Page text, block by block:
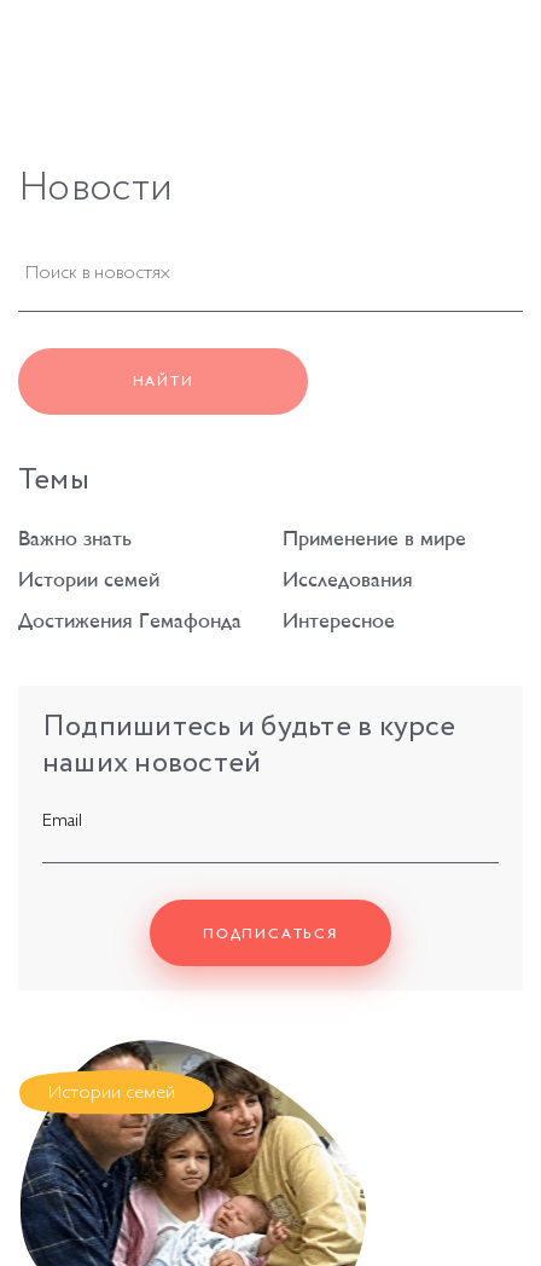
Новости
НАЙТИ
Темы
Важно знать
Применение в мире
Истории семей
Исследования
Достижения Гемафонда
Интересное
Подпишитесь и будьте в курсе
наших новостей
Email
ПОДПИСАТЬСЯ
Истории семей